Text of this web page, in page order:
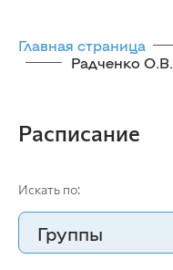
Главная страница
Радченко О.В.
Расписание
Искать по:
Группы